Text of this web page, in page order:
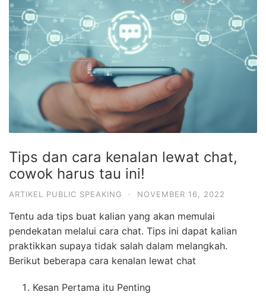
Tips dan cara kenalan lewat chat,
cowok harus tau ini!
ARTIKEL PUBLIC SPEAKING · NOVEMBER 16, 2022
Tentu ada tips buat kalian yang akan memulai
pendekatan melalui cara chat. Tips ini dapat kalian
praktikkan supaya tidak salah dalam melangkah.
Berikut beberapa cara kenalan lewat chat
Kesan Pertama itu Penting